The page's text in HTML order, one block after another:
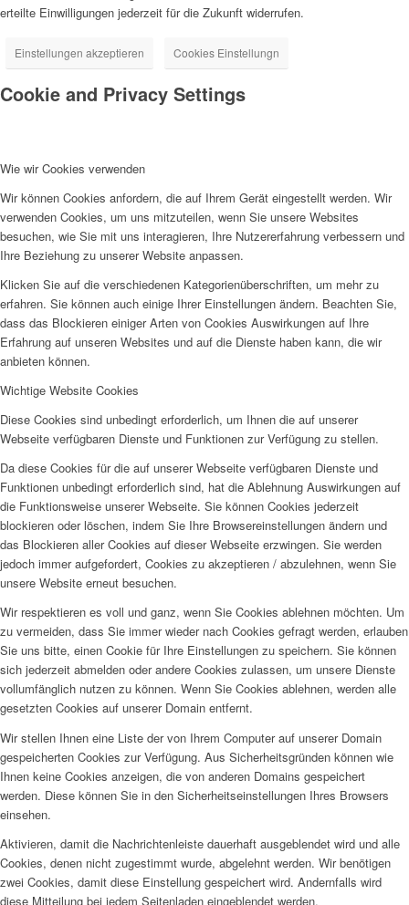
erteilte Einwilligungen jederzeit für die Zukunft widerrufen.
Einstellungen akzeptieren Cookies Einstellungn
Cookie and Privacy Settings
Wie wir Cookies verwenden
Wir können Cookies anfordern, die auf Ihrem Gerät eingestellt werden. Wir
verwenden Cookies, um uns mitzuteilen, wenn Sie unsere Websites
besuchen, wie Sie mit uns interagieren, Ihre Nutzererfahrung verbessern und
Ihre Beziehung zu unserer Website anpassen.
Klicken Sie auf die verschiedenen Kategorienüberschriften, um mehr zu
erfahren. Sie können auch einige Ihrer Einstellungen ändern. Beachten Sie,
dass das Blockieren einiger Arten von Cookies Auswirkungen auf Ihre
Erfahrung auf unseren Websites und auf die Dienste haben kann, die wir
anbieten können.
Wichtige Website Cookies
Diese Cookies sind unbedingt erforderlich, um Ihnen die auf unserer
Webseite verfügbaren Dienste und Funktionen zur Verfügung zu stellen.
Da diese Cookies für die auf unserer Webseite verfügbaren Dienste und
Funktionen unbedingt erforderlich sind, hat die Ablehnung Auswirkungen auf
die Funktionsweise unserer Webseite. Sie können Cookies jederzeit
blockieren oder löschen, indem Sie Ihre Browsereinstellungen ändern und
das Blockieren aller Cookies auf dieser Webseite erzwingen. Sie werden
jedoch immer aufgefordert, Cookies zu akzeptieren / abzulehnen, wenn Sie
unsere Website erneut besuchen.
Wir respektieren es voll und ganz, wenn Sie Cookies ablehnen möchten. Um
zu vermeiden, dass Sie immer wieder nach Cookies gefragt werden, erlauben
Sie uns bitte, einen Cookie für Ihre Einstellungen zu speichern. Sie können
sich jederzeit abmelden oder andere Cookies zulassen, um unsere Dienste
vollumfänglich nutzen zu können. Wenn Sie Cookies ablehnen, werden alle
gesetzten Cookies auf unserer Domain entfernt.
Wir stellen Ihnen eine Liste der von Ihrem Computer auf unserer Domain
gespeicherten Cookies zur Verfügung. Aus Sicherheitsgründen können wie
Ihnen keine Cookies anzeigen, die von anderen Domains gespeichert
werden. Diese können Sie in den Sicherheitseinstellungen Ihres Browsers
einsehen.
Aktivieren, damit die Nachrichtenleiste dauerhaft ausgeblendet wird und alle
Cookies, denen nicht zugestimmt wurde, abgelehnt werden. Wir benötigen
zwei Cookies, damit diese Einstellung gespeichert wird. Andernfalls wird
diese Mitteilung bei jedem Seitenladen eingeblendet werden.